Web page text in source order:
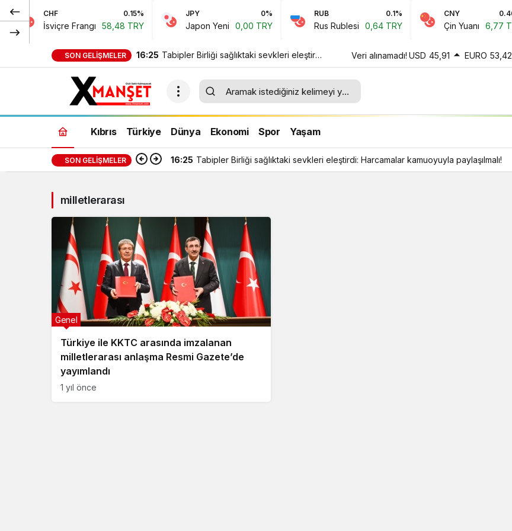
CHF 0.15%
İsviçre Frangı 58,48 TRY Japon Yeni 0,00 TRY
RUB 0.1%
Rus Rublesi 0,64 TRY
CNY 0.46%
Çin Yuanı 6,77 TRY
SON GELIŞMELER 16:25 Tabipler Birliği sağlıktaki sevkleri eleştirdi:
Harcamalar kamuoyuyla paylaşılmalı!
Veri alınamadı! USD 45,91 EURO 53,42
Kıbrıs Türkiye Dünya Ekonomi Spor Yaşam
SON GELIŞMELER 16:25 Tabipler Birliği sağlıktaki sevkleri eleştirdi: Harcamalar kamuoyuyla paylaşılmalı!
milletlerarası
Türkiye ile KKTC arasında imzalanan
milletlerarası anlaşma Resmi Gazete’de
yayımlandı
Genel
1 yıl önce